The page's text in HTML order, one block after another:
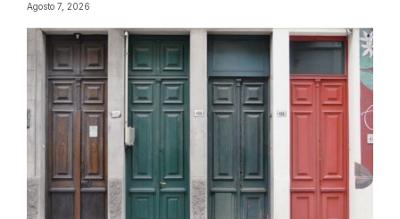
Agosto 7, 2026